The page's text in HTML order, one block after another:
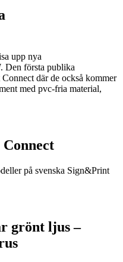
upp nya
Den första publika
där de också kommer
med pvc-fria material,
på svenska Sign&Print
grönt ljus –